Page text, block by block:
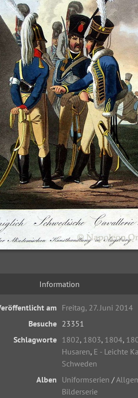
Information
am
Freitag, 27. Juni 2014
Besuche 23351
Schlagworte 1802, 1803, 1804,
Husaren, E - Leichte
Schweden
Alben Uniformserien /
Bilderserie